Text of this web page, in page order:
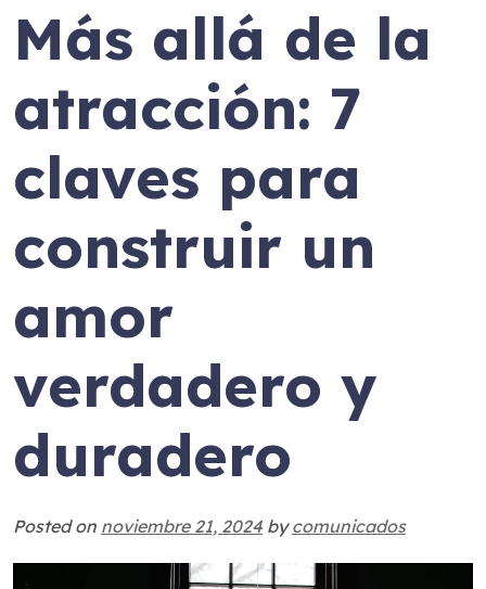
Más allá de la
atracción: 7
claves para
construir un
amor
verdadero y
duradero
Posted on noviembre 21, 2024bycomunicados